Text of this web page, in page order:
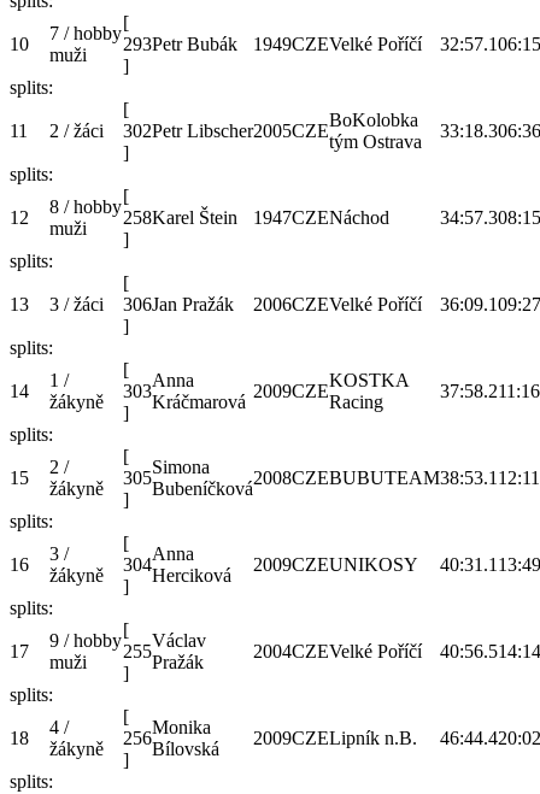
10
7 / hobby
muži
[
293
]
Petr Bubák 1949CZEVelké Poříčí 32:57.1
splits:
11 2 / žáci
[
302
]
Petr Libscher2005CZE
BoKolobka
tým Ostrava
33:18.3
splits:
12
8 / hobby
muži
[
258
]
Karel Štein 1947CZENáchod 34:57.3
splits:
13 3 / žáci
[
306
]
Jan Pražák 2006CZEVelké Poříčí 36:09.1
splits:
14
1 /
žákyně
[
303
]
Anna
Kráčmarová
2009CZE
KOSTKA
Racing
37:58.2
splits:
15
2 /
žákyně
[
305
]
Simona
Bubeníčková
2008CZEBUBUTEAM38:53.1
splits:
16
3 /
žákyně
[
304
]
Anna
Herciková
2009CZEUNIKOSY 40:31.1
splits:
17
9 / hobby
muži
[
255
]
Václav
Pražák
2004CZEVelké Poříčí 40:56.5
splits:
18
4 /
žákyně
[
256
]
Monika
Bílovská
2009CZELipník n.B. 46:44.4
splits: